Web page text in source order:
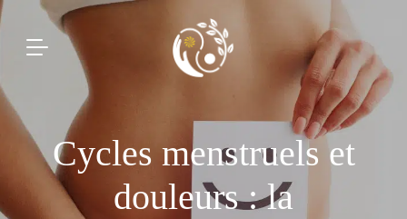
Cycles menstruels et
douleurs : la